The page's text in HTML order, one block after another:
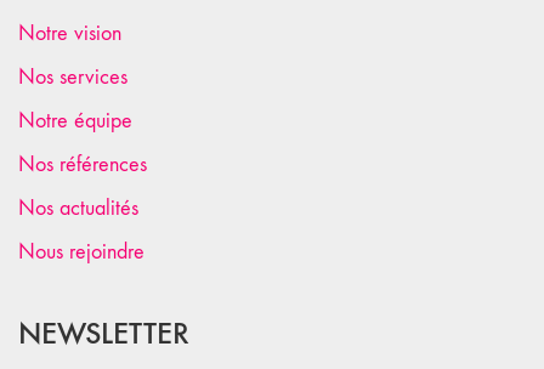
Notre vision
Nos services
Notre équipe
Nos références
Nos actualités
Nous rejoindre
NEWSLETTER